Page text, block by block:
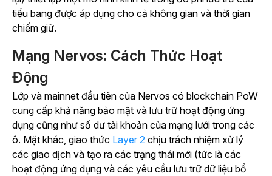
tiểu bang được áp dụng cho cả không gian và thời gian
chiếm giữ.
Mạng Nervos: Cách Thức Hoạt
Động
Lớp và mainnet đầu tiên của Nervos có blockchain PoW
cung cấp khả năng bảo mật và lưu trữ hoạt động ứng
dụng cũng như số dư tài khoản của mạng lưới trong các
ô. Mặt khác, giao thức Layer 2 chịu trách nhiệm xử lý
các giao dịch và tạo ra các trạng thái mới (tức là các
hoạt động ứng dụng và các yêu cầu lưu trữ dữ liệu bổ